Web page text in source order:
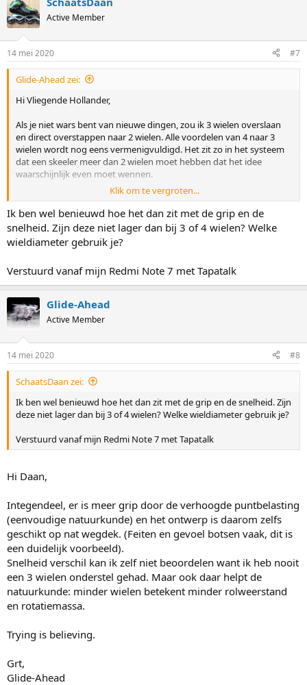
Active Member
14 mei 2020 #7
Glide-Ahead zei:
Hi Vliegende Hollander,
Als je niet wars bent van nieuwe dingen, zou ik 3 wielen overslaan
en direct overstappen naar 2 wielen. Alle voordelen van 4 naar 3
wielen wordt nog eens vermenigvuldigd. Het zit zo in het systeem
dat een skeeler meer dan 2 wielen moet hebben dat het idee
waarschijnlijk even moet wennen.
www.ontwospeedskates.nl
Het is een start-up, en ik zoek testpersonen.
Op ruw asfalt rijdt het veel beter dan 4 wiel skeelers, omdat de
contactpunten alleen aan de uiteinden zit en dus minder trilling
Het is ook uitstekend voor de lange afstand.
Groet,
Glide-Ahead
Klik om te vergroten...
Ik ben wel benieuwd hoe het dan zit met de grip en de
snelheid. Zijn deze niet lager dan bij 3 of 4 wielen? Welke
wieldiameter gebruik je?
Verstuurd vanaf mijn Redmi Note 7 met Tapatalk
Glide-Ahead
Active Member
14 mei 2020 #8
SchaatsDaan zei:
Ik ben wel benieuwd hoe het dan zit met de grip en de snelheid. Zijn
deze niet lager dan bij 3 of 4 wielen? Welke wieldiameter gebruik je?
Verstuurd vanaf mijn Redmi Note 7 met Tapatalk
Hi Daan,
Integendeel, er is meer grip door de verhoogde puntbelasting
(eenvoudige natuurkunde) en het ontwerp is daarom zelfs
geschikt op nat wegdek. (Feiten en gevoel botsen vaak, dit is
een duidelijk voorbeeld).
Snelheid verschil kan ik zelf niet beoordelen want ik heb nooit
een 3 wielen onderstel gehad. Maar ook daar helpt de
natuurkunde: minder wielen betekent minder rolweerstand
en rotatiemassa.
Trying is believing.
Grt,
Glide-Ahead